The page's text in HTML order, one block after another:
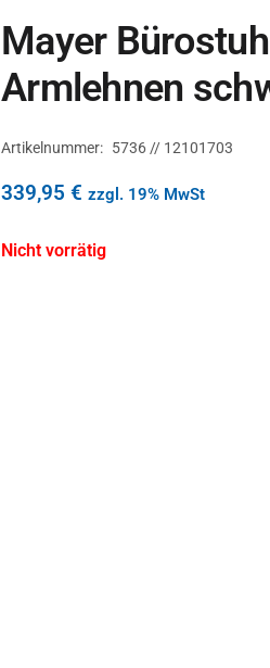
Mayer
Armlehnen
Artikelnummer: 5736 // 12101703
339,95 € zzgl. 19% MwSt
Nicht vorrätig